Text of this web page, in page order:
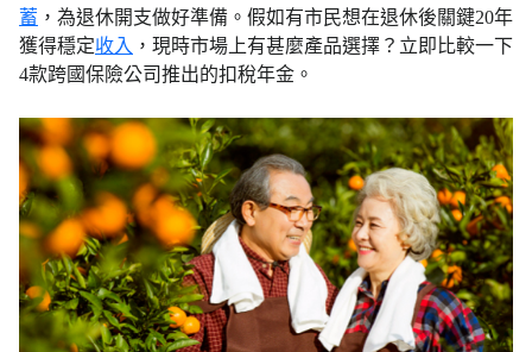
蓄 ，為退休開支做好準備。假如有市民想在退休後關鍵20年
獲得穩定收入 ，現時市場上有甚麼產品選擇？立即比較一下
4款跨國保險公司推出的扣稅年金。